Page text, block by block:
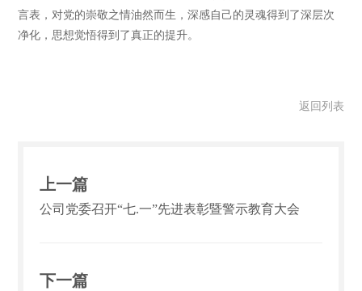
言表，对党的崇敬之情油然而生，深感自己的灵魂得到了深层次
净化，思想觉悟得到了真正的提升。
返回列表
上一篇
公司党委召开“七.一”先进表彰暨警示教育大会
下一篇